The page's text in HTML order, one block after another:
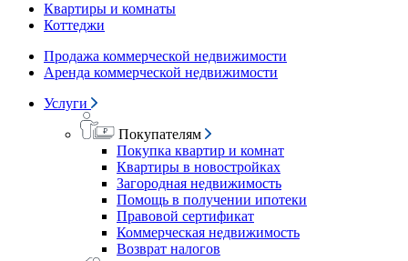
Квартиры и комнаты
Коттеджи
Продажа коммерческой недвижимости
Аренда коммерческой недвижимости
Услуги
Покупателям
Покупка квартир и комнат
Квартиры в новостройках
Загородная недвижимость
Помощь в получении ипотеки
Правовой сертификат
Коммерческая недвижимость
Возврат налогов